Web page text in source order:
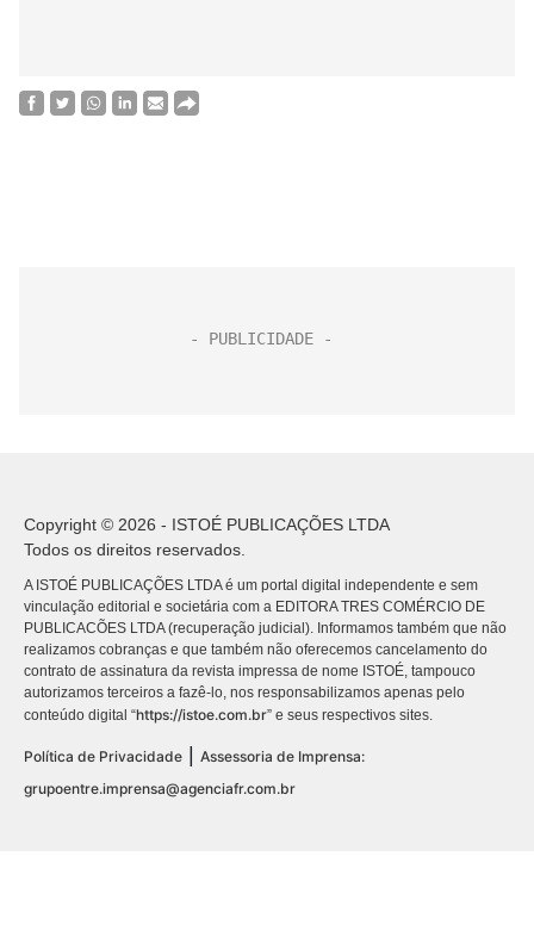
Copyright © 2026 - ISTOÉ PUBLICAÇÕES LTDA
Todos os direitos reservados.
A ISTOÉ PUBLICAÇÕES LTDA é um portal digital independente e sem
vinculação editorial e societária com a EDITORA TRES COMÉRCIO DE
PUBLICACÕES LTDA (recuperação judicial). Informamos também que não
realizamos cobranças e que também não oferecemos cancelamento do
contrato de assinatura da revista impressa de nome ISTOÉ, tampouco
autorizamos terceiros a fazê-lo, nos responsabilizamos apenas pelo
conteúdo digital “https://istoe.com.br” e seus respectivos sites.
Política de Privacidade
Assessoria de Imprensa:
grupoentre.imprensa@agenciafr.com.br